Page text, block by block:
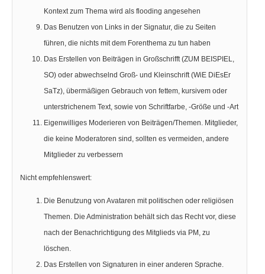
Kontext zum Thema wird als flooding angesehen
Das Benutzen von Links in der Signatur, die zu Seiten
führen, die nichts mit dem Forenthema zu tun haben
Das Erstellen von Beiträgen in Großschrifft (ZUM BEISPIEL,
SO) oder abwechselnd Groß- und Kleinschrift (WiE DiEsEr
SaTz), übermäßigen Gebrauch von fettem, kursivem oder
unterstrichenem Text, sowie von Schriftfarbe, -Größe und -Art
Eigenwilliges Moderieren von Beiträgen/Themen. Mitglieder,
die keine Moderatoren sind, sollten es vermeiden, andere
Mitglieder zu verbessern
Nicht empfehlenswert:
Die Benutzung von Avataren mit politischen oder religiösen
Themen. Die Administration behält sich das Recht vor, diese
nach der Benachrichtigung des Mitglieds via PM, zu
löschen.
Das Erstellen von Signaturen in einer anderen Sprache.